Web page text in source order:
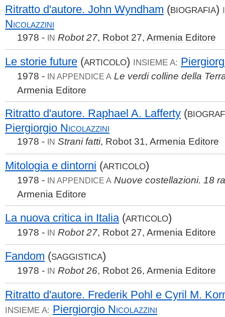
Ritratto d'autore. John Wyndham (BIOGRAFIA)
Nicolazzini
1978 - IN Robot 27, Robot 27, Armenia Editore
Le storie future (ARTICOLO) INSIEME A:
1978 - IN APPENDICE A Le verdi colline della
Armenia Editore
Ritratto d'autore. Raphael A. Lafferty (
Piergiorgio Nicolazzini
1978 - IN Strani fatti, Robot 31, Armenia Editore
Mitologia e dintorni (ARTICOLO)
1978 - IN APPENDICE A Nuove costellazioni. 18
Armenia Editore
La nuova critica in Italia (ARTICOLO)
1978 - IN Robot 27, Robot 27, Armenia Editore
Fandom (SAGGISTICA)
1978 - IN Robot 26, Robot 26, Armenia Editore
Ritratto d'autore. Frederik Pohl e Cyril M.
INSIEME A: Piergiorgio Nicolazzini